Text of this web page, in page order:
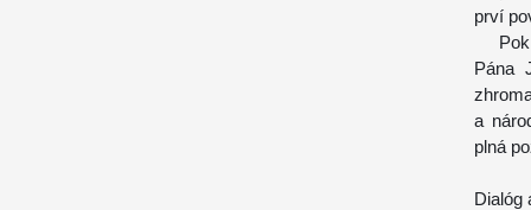
prví
Pána
a
plná
Dialóg